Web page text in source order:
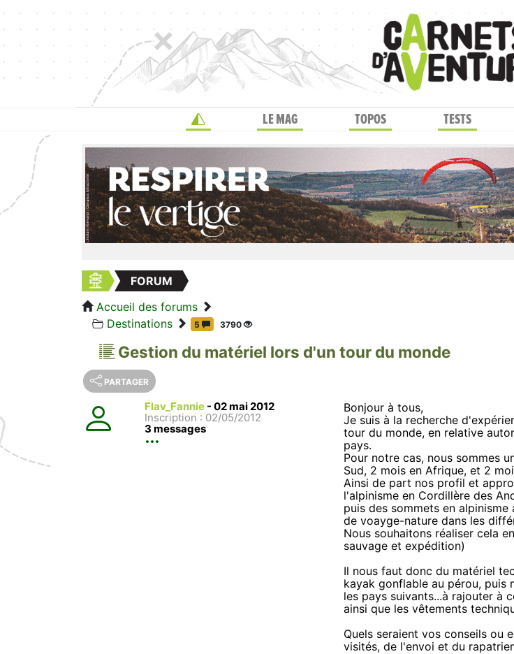
LE MAG TOPOS TESTS
FORUM
Accueil des forums
Destinations
5 3790
Gestion du matériel lors d'un tour du monde
PARTAGER
Flav_Fannie - 02 mai 2012
Inscription : 02/05/2012
3 messages
Bonjour à tous,
Je suis à la recherche
tour du monde, en relative
pays.
Pour notre cas, nous sommes
Sud, 2 mois en Afrique, et 2
Ainsi de part nos profil et
l'alpinisme en Cordillère des
puis des sommets en
de voayge-nature dans les
Nous souhaitons réaliser cela
sauvage et expédition)
Il nous faut donc du matériel
kayak gonflable au pérou, puis
les pays suivants...à rajouter à
ainsi que les vêtements
Quels seraient vos conseils ou
visités, de l'envoi et du